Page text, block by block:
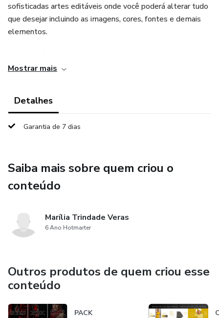
sofisticadas artes editáveis onde você poderá alterar tudo
que desejar incluindo as imagens, cores, fontes e demais
elementos.
Bônus:
🎁Templates Stories
🎁PACK DE ADESIVOS
Mostrar mais
Detalhes
Garantia de 7 dias
Saiba mais sobre quem criou o
conteúdo
Marília Trindade Veras
6 Ano Hotmarter
Outros produtos de quem criou esse
conteúdo
PACK